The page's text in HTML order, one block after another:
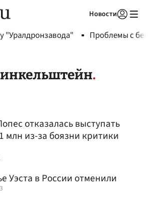
Новости
"Уралдронзавода" Проблемы с
отказалась выступать
млн из-за боязни критики
Уэста в России отменили